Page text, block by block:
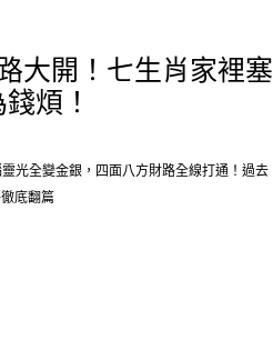
大開！七生肖家裡塞
煩！
光全變金銀，四面八方財路全線打通！過去
底翻篇